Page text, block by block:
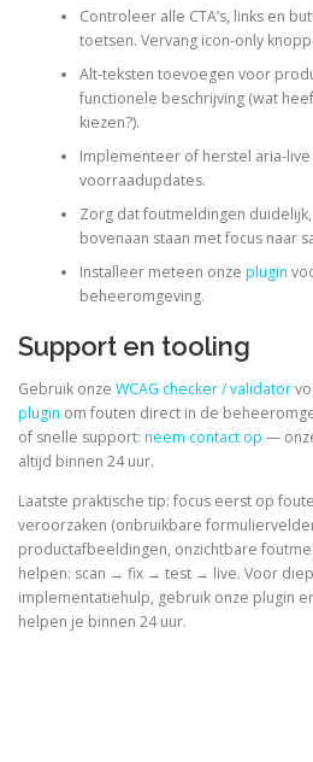
Controleer alle CTA’s, links en
toetsen. Vervang icon-only
Alt-teksten toevoegen voor
functionele beschrijving (wat
kiezen?).
Implementeer of herstel aria-
voorraadupdates.
Zorg dat foutmeldingen
bovenaan staan met focus naar
Installeer meteen onze plugin
beheeromgeving.
Support en tooling
Gebruik onze WCAG checker / validator
plugin om fouten direct in de
of snelle support: neem contact op —
altijd binnen 24 uur.
Laatste praktische tip: focus eerst op
veroorzaken (onbruikbare
productafbeeldingen, onzichtbare
helpen: scan → fix → test → live. Voor
implementatiehulp, gebruik onze plugin
helpen je binnen 24 uur.